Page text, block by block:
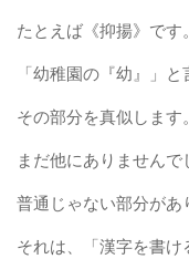
たとえば《抑揚》です。
「幼稚園の『幼』」
その部分を真似します。
まだ他にありませんで
普通じゃない部分があ
それは、「漢字を書け